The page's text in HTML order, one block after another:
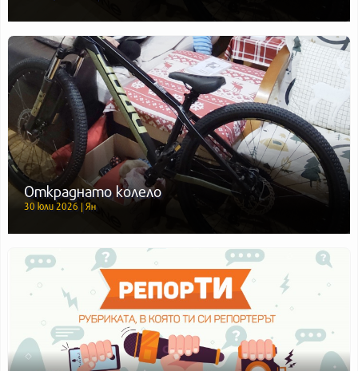
Откраднато колело
30 юли 2026 | Ян